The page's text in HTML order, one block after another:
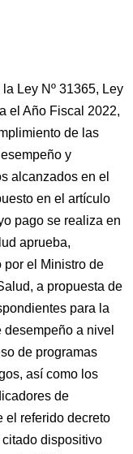
Ley Nº 31365, Ley
el Año Fiscal 2022,
de las
y
alcanzados en el
en el artículo
pago se realiza en
aprueba,
por el Ministro de
a propuesta de
para la
a nivel
de programas
así como los
de
el referido decreto
dispositivo